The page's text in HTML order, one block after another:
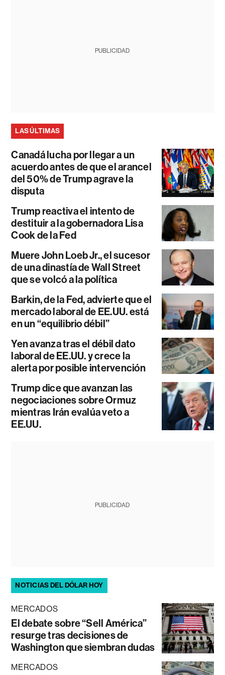
PUBLICIDAD
LAS ÚLTIMAS
Canadá lucha por llegar a un
acuerdo antes de que el arancel
del 50% de Trump agrave la
disputa
Trump reactiva el intento de
destituir a la gobernadora Lisa
Cook de la Fed
Muere John Loeb Jr., el sucesor
de una dinastía de Wall Street
que se volcó a la política
Barkin, de la Fed, advierte que el
mercado laboral de EE.UU. está
en un “equilibrio débil”
Yen avanza tras el débil dato
laboral de EE.UU. y crece la
alerta por posible intervención
Trump dice que avanzan las
negociaciones sobre Ormuz
mientras Irán evalúa veto a
EE.UU.
PUBLICIDAD
NOTICIAS DEL DÓLAR HOY
MERCADOS
El debate sobre “Sell América”
resurge tras decisiones de
Washington que siembran dudas
MERCADOS